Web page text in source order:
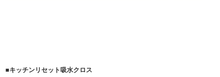
■キッチンリセット吸水クロス